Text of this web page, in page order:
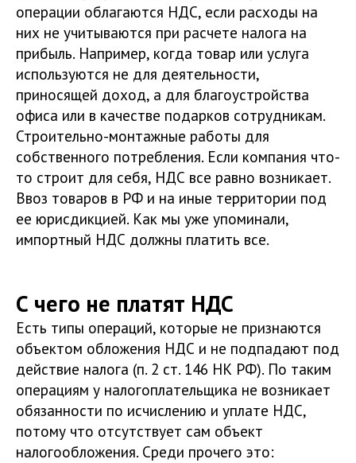
операции облагаются НДС, если расходы на
них не учитываются при расчете налога на
прибыль. Например, когда товар или услуга
используются не для деятельности,
приносящей доход, а для благоустройства
офиса или в качестве подарков сотрудникам.
Строительно-монтажные работы для
собственного потребления. Если компания что-
то строит для себя, НДС все равно возникает.
Ввоз товаров в РФ и на иные территории под
ее юрисдикцией. Как мы уже упоминали,
импортный НДС должны платить все.
С чего не платят НДС
Есть типы операций, которые не признаются
объектом обложения НДС и не подпадают под
действие налога (п. 2 ст. 146 НК РФ). По таким
операциям у налогоплательщика не возникает
обязанности по исчислению и уплате НДС,
потому что отсутствует сам объект
налогообложения. Среди прочего это: